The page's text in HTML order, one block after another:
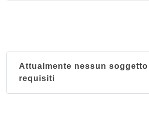
Attualmente nessun
requisiti